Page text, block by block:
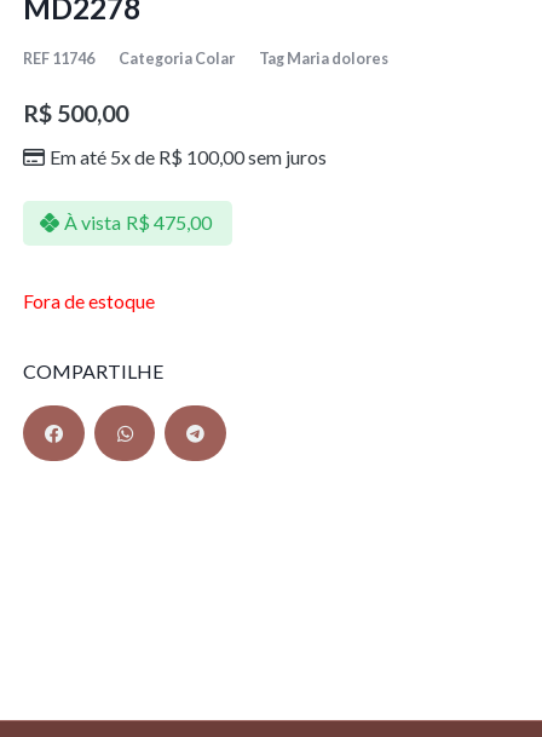
MD2278
REF 11746 Categoria Colar Tag Maria dolores
R$500,00
Em até 5x de R$ 100,00sem juros
À vista R$ 475,00
Fora de estoque
COMPARTILHE